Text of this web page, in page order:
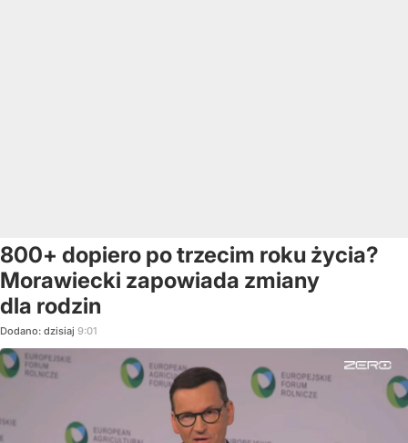
800+ dopiero po trzecim roku życia?
Morawiecki zapowiada zmiany
dla rodzin
Dodano: dzisiaj 9:01